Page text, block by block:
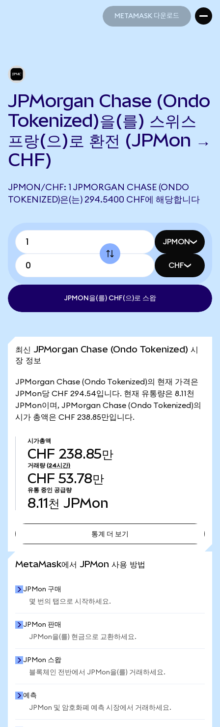
METAMASK 다운로드
JPMorgan Chase (Ondo
Tokenized)을(를) 스위스
프랑(으)로 환전 (JPMon →
CHF)
JPMON/CHF: 1 JPMORGAN CHASE (ONDO
TOKENIZED)은(는) 294.5400 CHF에 해당합니다
JPMON
CHF
JPMON을(를) CHF(으)로 스왑
최신 JPMorgan Chase (Ondo Tokenized) 시
장 정보
JPMorgan Chase (Ondo Tokenized)의 현재 가격은
JPMon당 CHF 294.54입니다. 현재 유통량은 8.11천
JPMon이며, JPMorgan Chase (Ondo Tokenized)의
시가 총액은 CHF 238.85만입니다.
시가총액
CHF 238.85만
거래량 (24시간)
CHF 53.78만
유통 중인 공급량
8.11천 JPMon
통계 더 보기
MetaMask에서 JPMon 사용 방법
JPMon 구매
몇 번의 탭으로 시작하세요.
JPMon 판매
JPMon을(를) 현금으로 교환하세요.
JPMon 스왑
블록체인 전반에서 JPMon을(를) 거래하세요.
예측
JPMon 및 암호화폐 예측 시장에서 거래하세요.